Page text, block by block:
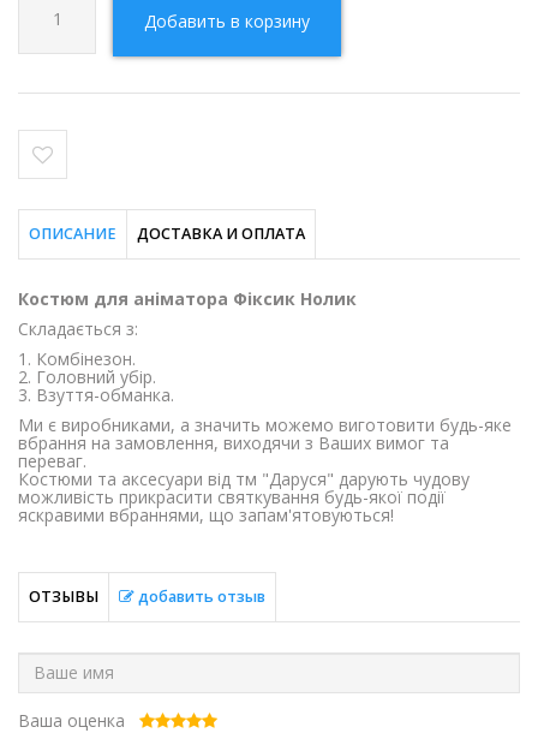
Добавить в корзину
ОПИСАНИЕ ДОСТАВКА И ОПЛАТА
Костюм для аніматора Фіксик Нолик
Складається з:
1. Комбінезон.
2. Головний убір.
3. Взуття-обманка.
Ми є виробниками, а значить можемо виготовити будь-яке
вбрання на замовлення, виходячи з Ваших вимог та
переваг.
Костюми та аксесуари від тм "Даруся" дарують чудову
можливість прикрасити святкування будь-якої події
яскравими вбраннями, що запам'ятовуються!
ОТЗЫВЫ добавить отзыв
Ваша оценка